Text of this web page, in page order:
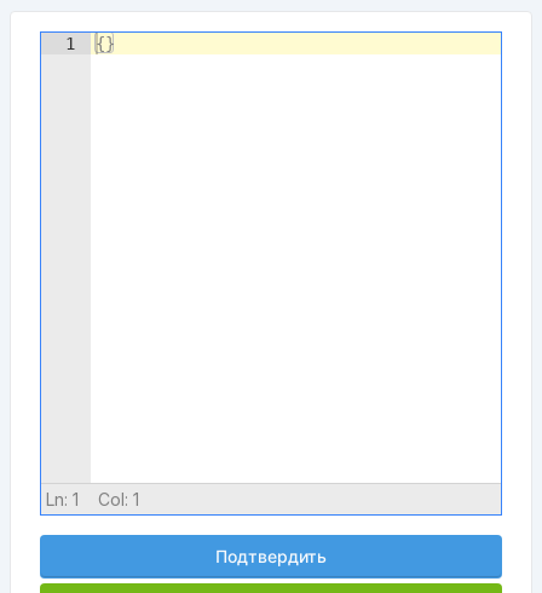
1 {}
Ln: 1 Col: 1
Подтвердить